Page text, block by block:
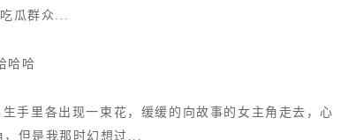
群众...
哈
手里各出现一束花，缓缓的向故事的女主角走去，心
，但是我那时幻想过...